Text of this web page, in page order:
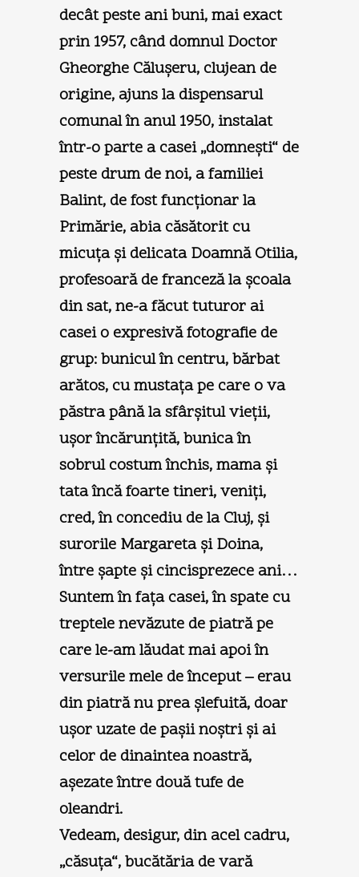
decât peste ani buni, mai exact
prin 1957, când domnul Doctor
Gheorghe Căluşeru, clujean de
origine, ajuns la dispensarul
comunal în anul 1950, instalat
într-o parte a casei „domneşti“ de
peste drum de noi, a familiei
Balint, de fost funcţionar la
Primărie, abia căsătorit cu
micuţa şi delicata Doamnă Otilia,
profesoară de franceză la şcoala
din sat, ne-a făcut tuturor ai
casei o expresivă fotografie de
grup: bunicul în centru, bărbat
arătos, cu mustaţa pe care o va
păstra până la sfârşitul vieţii,
uşor încărunţită, bunica în
sobrul costum închis, mama şi
tata încă foarte tineri, veniţi,
cred, în concediu de la Cluj, şi
surorile Margareta şi Doina,
între şapte şi cincisprezece ani…
Suntem în faţa casei, în spate cu
treptele nevăzute de piatră pe
care le-am lăudat mai apoi în
versurile mele de început – erau
din piatră nu prea şlefuită, doar
uşor uzate de paşii noştri şi ai
celor de dinaintea noastră,
aşezate între două tufe de
oleandri.
Vedeam, desigur, din acel cadru,
„căsuţa“, bucătăria de vară